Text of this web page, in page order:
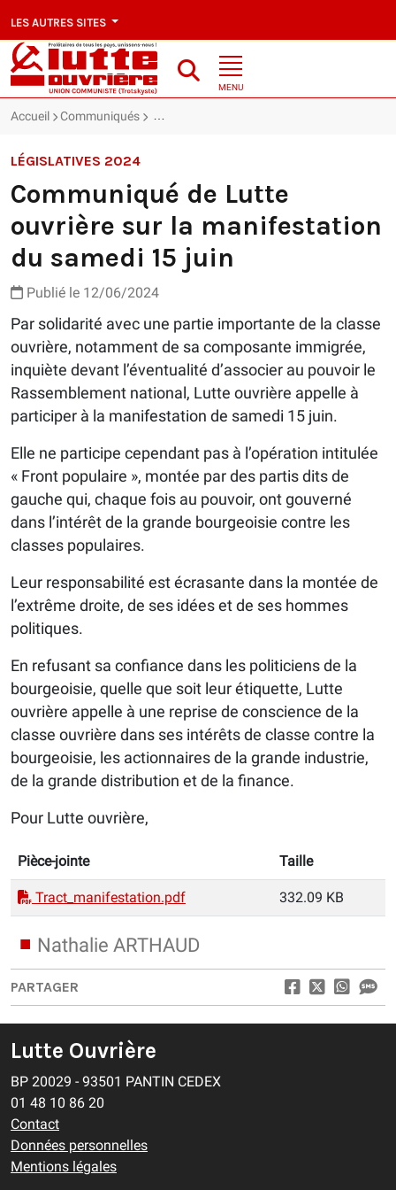
LES AUTRES SITES
MENU
Accueil Communiqués Communiqué de Lutte ouvrière sur la
LÉGISLATIVES 2024
Communiqué de Lutte
ouvrière sur la manifestation
du samedi 15 juin
Publié le 12/06/2024
Par solidarité avec une partie importante de la classe
ouvrière, notamment de sa composante immigrée,
inquiète devant l’éventualité d’associer au pouvoir le
Rassemblement national, Lutte ouvrière appelle à
participer à la manifestation de samedi 15 juin.
Elle ne participe cependant pas à l’opération intitulée
« Front populaire », montée par des partis dits de
gauche qui, chaque fois au pouvoir, ont gouverné
dans l’intérêt de la grande bourgeoisie contre les
classes populaires.
Leur responsabilité est écrasante dans la montée de
l’extrême droite, de ses idées et de ses hommes
politiques.
En refusant sa confiance dans les politiciens de la
bourgeoisie, quelle que soit leur étiquette, Lutte
ouvrière appelle à une reprise de conscience de la
classe ouvrière dans ses intérêts de classe contre la
bourgeoisie, les actionnaires de la grande industrie,
de la grande distribution et de la finance.
Pour Lutte ouvrière,
Pièce-jointe Taille
Tract_manifestation.pdf 332.09 KB
Nathalie ARTHAUD
PARTAGER
Lutte Ouvrière
BP 20029 - 93501 PANTIN CEDEX
01 48 10 86 20
Contact
Données personnelles
Mentions légales